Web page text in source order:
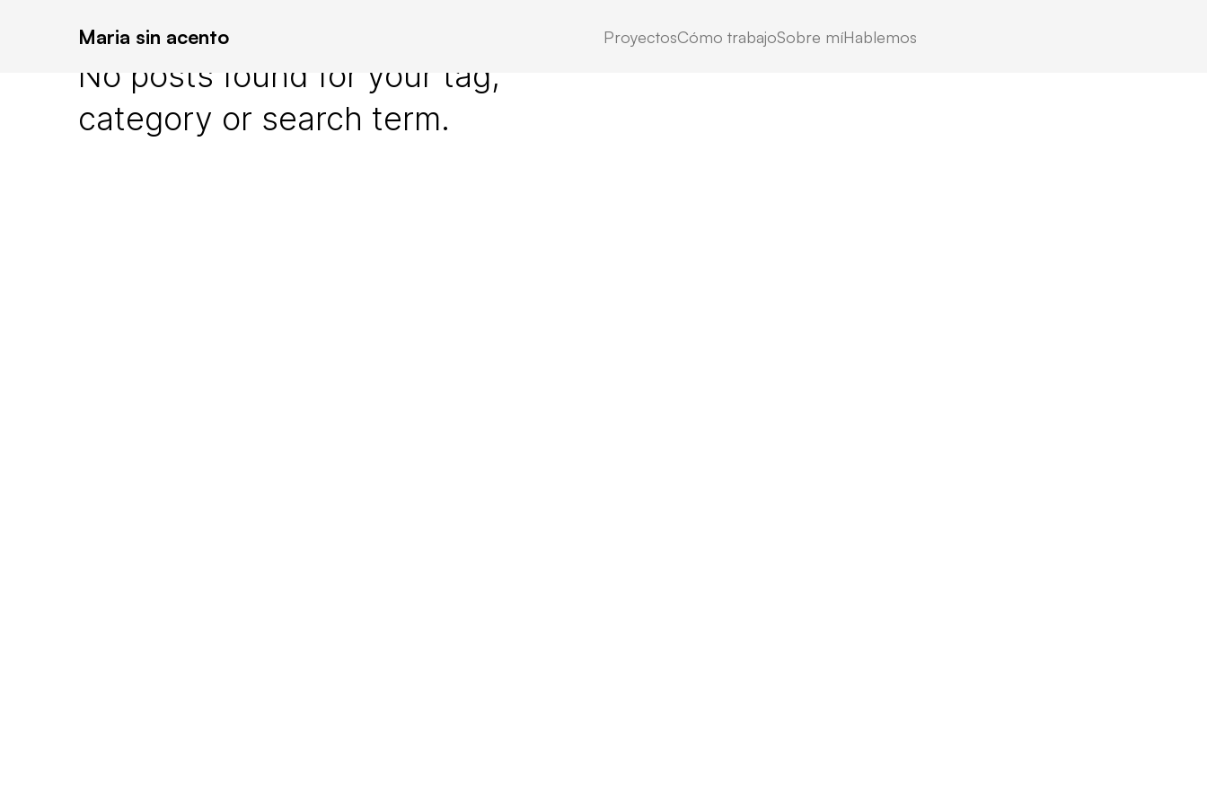
Maria sin acento ProyectosCómo trabajoSobre míHablemos
No posts found for your tag,
category or search term.